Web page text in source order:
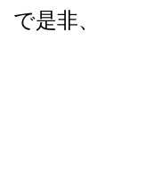
で是非、